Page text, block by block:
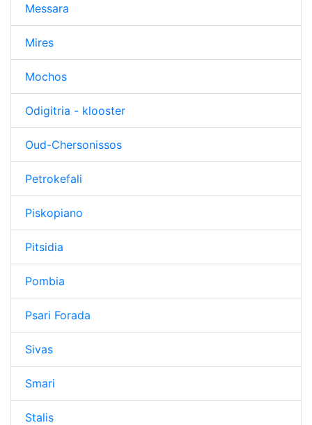
Messara
Mires
Mochos
Odigitria - klooster
Oud-Chersonissos
Petrokefali
Piskopiano
Pitsidia
Pombia
Psari Forada
Sivas
Smari
Stalis